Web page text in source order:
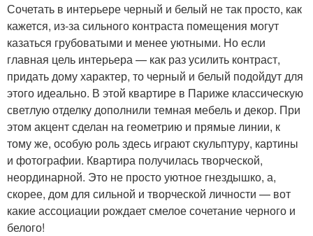
Сочетать в интерьере черный и белый не так просто, как
кажется, из-за сильного контраста помещения могут
казаться грубоватыми и менее уютными. Но если
главная цель интерьера — как раз усилить контраст,
придать дому характер, то черный и белый подойдут для
этого идеально. В этой квартире в Париже классическую
светлую отделку дополнили темная мебель и декор. При
этом акцент сделан на геометрию и прямые линии, к
тому же, особую роль здесь играют скульптуру, картины
и фотографии. Квартира получилась творческой,
неординарной. Это не просто уютное гнездышко, а,
скорее, дом для сильной и творческой личности — вот
какие ассоциации рождает смелое сочетание черного и
белого!